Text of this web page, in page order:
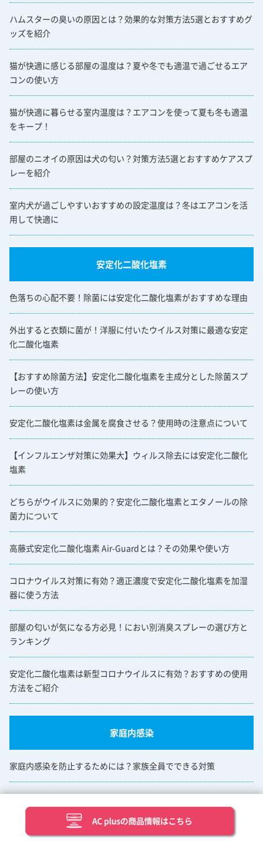
ハムスターの臭いの原因とは？効果的な対策方法5選とおすすめグ
ッズを紹介
猫が快適に感じる部屋の温度は？夏や冬でも適温で過ごせるエア
コンの使い方
猫が快適に暮らせる室内温度は？エアコンを使って夏も冬も適温
をキープ！
部屋のニオイの原因は犬の匂い？対策方法5選とおすすめケアスプ
レーを紹介
室内犬が過ごしやすいおすすめの設定温度は？冬はエアコンを活
用して快適に
安定化二酸化塩素
色落ちの心配不要！除菌には安定化二酸化塩素がおすすめな理由
外出すると衣類に菌が！洋服に付いたウイルス対策に最適な安定
化二酸化塩素
【おすすめ除菌方法】安定化二酸化塩素を主成分とした除菌スプ
レーの使い方
安定化二酸化塩素は金属を腐食させる？使用時の注意点について
【インフルエンザ対策に効果大】ウィルス除去には安定化二酸化
塩素
どちらがウイルスに効果的？安定化二酸化塩素とエタノールの除
菌力について
高藤式安定化二酸化塩素 Air-Guardとは？その効果や使い方
コロナウイルス対策に有効？適正濃度で安定化二酸化塩素を加湿
器に使う方法
部屋の匂いが気になる方必見！におい別消臭スプレーの選び方と
ランキング
安定化二酸化塩素は新型コロナウイルスに有効？おすすめの使用
方法をご紹介
家庭内感染
家庭内感染を防止するためには？家族全員でできる対策
新型コロナの家庭内感染の割合は？感染を拡げないための対策を
紹介